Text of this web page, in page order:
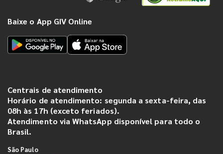
Baixe o App GIV Online
Centrais de atendimento
Horário de atendimento: segunda a sexta-feira, das
08h às 17h (exceto feriados).
Atendimento via WhatsApp disponível para todo o
Brasil.
São Paulo